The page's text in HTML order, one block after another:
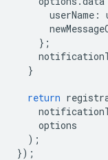
userName :
};
}
return
options
);
});